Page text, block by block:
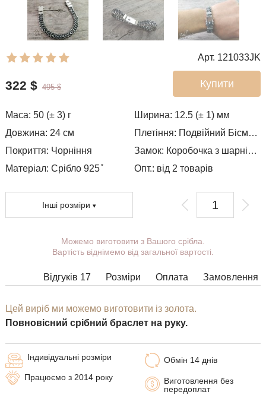
Арт. 121033JK
Купити
322 $ 495 $
Маса: 50 (± 3) г Ширина: 12.5 (± 1) мм
Довжина: 24 см Плетіння: Подвійний Бісмарк
Покриття: Чорніння Замок: Коробочка з шарнірами
Матеріал: Срібло 925 ̊
Опт.: від 2 товарів
Інші розміри
Ви можете вибрати покриття,
масу, довжину, ширину, замок.
ширини, довжини і маси не можна
зв'яжуться з Вами.
Можемо виготовити з Вашого срібла.
Вартість віднімемо від загальної вартості.
Відгуків 17 Замовлення
Оплата
Розміри
Цей виріб ми можемо виготовити із золота.
Повновісний срібний браслет на руку.
Обмін 14 днів
Виготовлення без
передоплат
Індивідуальні розміри
Працюємо з 2014 року